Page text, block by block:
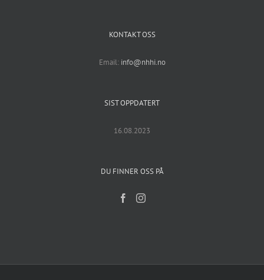
KONTAKT OSS
Email: info@nhhi.no
SIST OPPDATERT
16.08.2023
DU FINNER OSS PÅ